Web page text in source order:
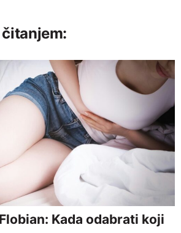
Kada odabrati koji